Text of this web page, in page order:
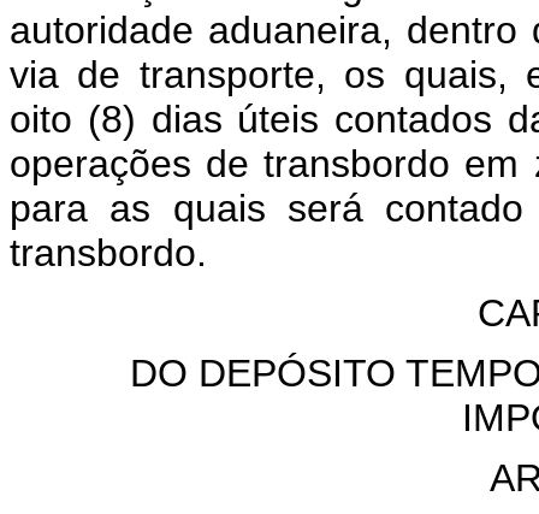
autoridade aduaneira,
via de transporte, os quais,
oito (8) dias úteis contados
operações de transbordo
para as quais será
transbordo.
DO DEPÓSITO